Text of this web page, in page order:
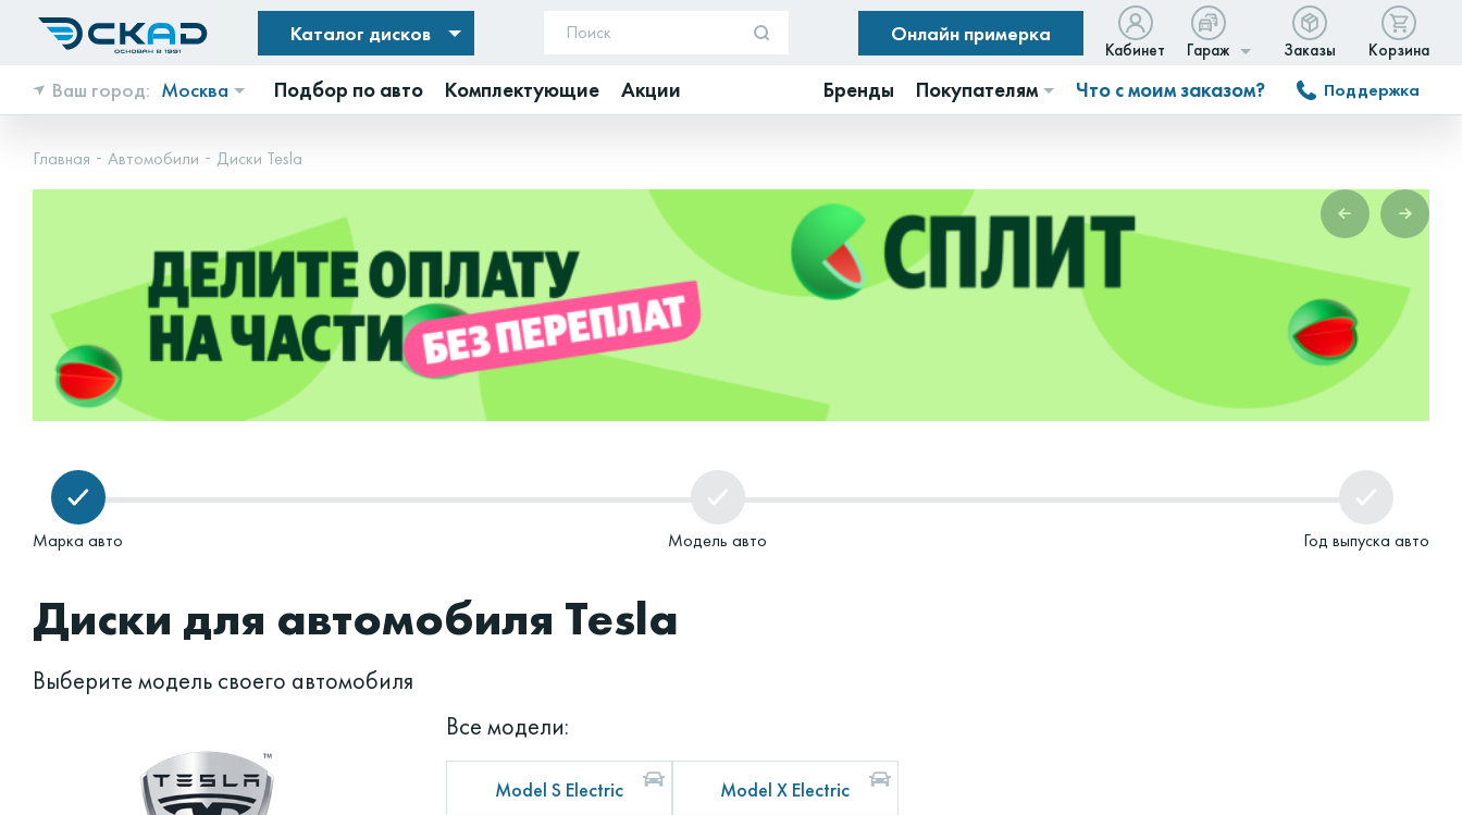
Каталог дисков Онлайн примерка
Кабинет Гараж Заказы Корзина
Ваш город: Москва Подбор по авто Комплектующие Акции Бренды Покупателям Что с моим заказом? Поддержка
Главная Автомобили Диски Tesla
Марка авто Модель авто Год выпуска авто
Диски для автомобиля Tesla
Выберите модель своего автомобиля
Все модели:
Model S Electric Model X Electric